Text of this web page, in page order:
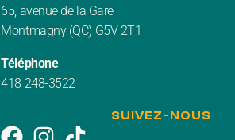
65, avenue de la Gare
Montmagny (QC) G5V 2T1
Téléphone
418 248-3522
SUIVEZ-NOUS